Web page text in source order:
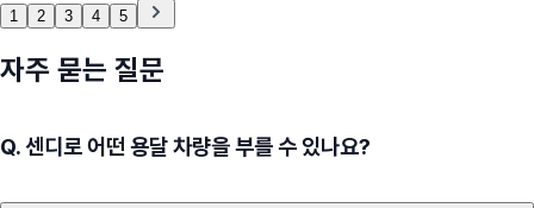
1 2 3 4 5
자주 묻는 질문
Q.센디로 어떤 용달 차량을 부를 수 있나요?